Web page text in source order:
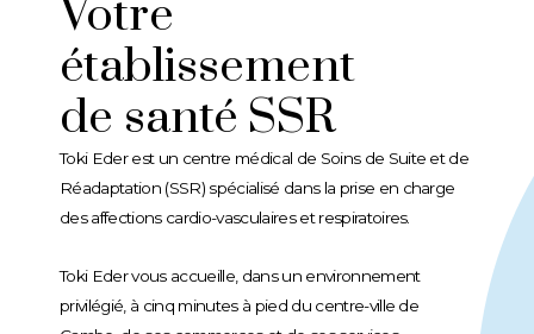
Votre
établissement
de santé SSR
Toki Eder est un centre médical de Soins de Suite et de
Réadaptation (SSR) spécialisé dans la prise en charge
des affections cardio-vasculaires et respiratoires.
Toki Eder vous accueille, dans un environnement
privilégié, à cinq minutes à pied du centre-ville de